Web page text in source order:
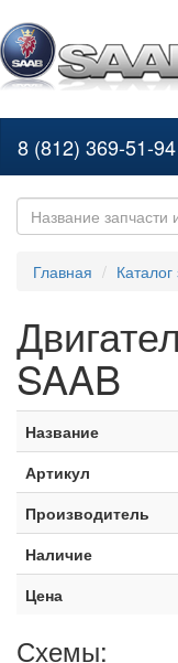
8 (812) 369-51-94
Главная Каталог
SAAB
Название
Артикул
Производитель
Наличие
Цена
Схемы: